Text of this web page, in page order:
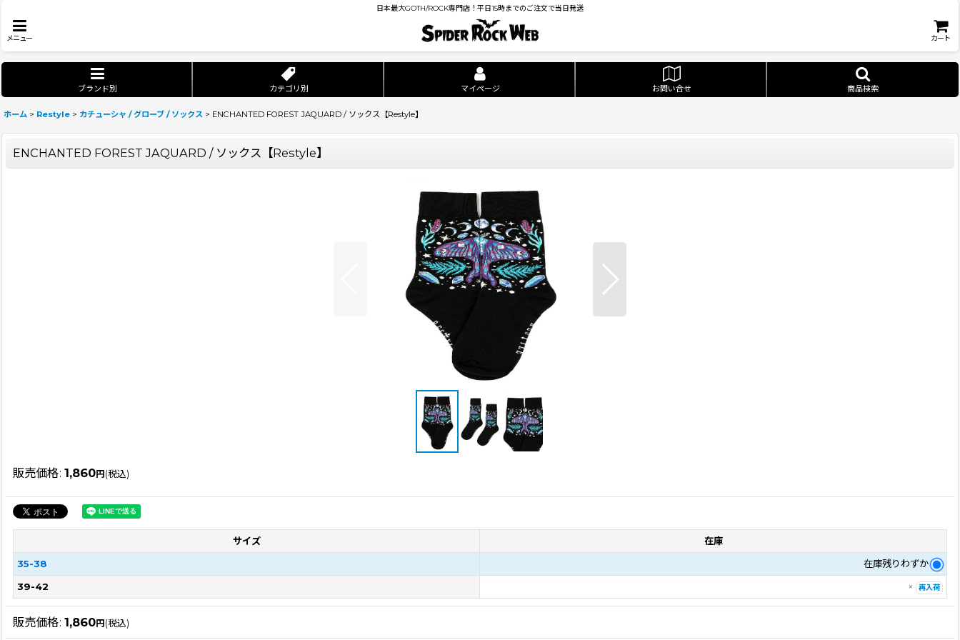
日本最大GOTH/ROCK専門店！平日15時までのご注文で当日発送
メニュー カート
ブランド別 カテゴリ別 マイページ お問い合せ 商品検索
ホーム > Restyle > カチューシャ / グローブ / ソックス > ENCHANTED FOREST JAQUARD / ソックス【Restyle】
ENCHANTED FOREST JAQUARD / ソックス【Restyle】
販売価格: 1,860円 (税込)
サイズ
在庫
35-38
在庫残りわずか
39-42
× 再入荷
販売価格: 1,860円 (税込)